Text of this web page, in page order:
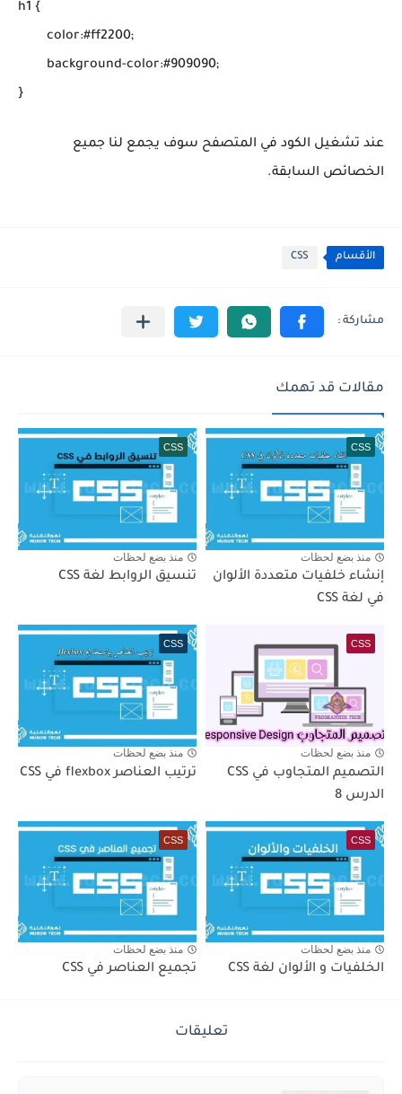
h1 {
عند تشغيل الكود في المتصفح سوف يجمع لنا جميع
الخصائص السابقة.
الأقسام CSS
مقالات قد تهمك
CSS
منذ بضع لحظات
إنشاء خلفيات متعددة الألوان
في لغة CSS
CSS
منذ بضع لحظات
تنسيق الروابط لغة CSS
CSS
منذ بضع لحظات
التصميم المتجاوب في CSS
الدرس 8
CSS
منذ بضع لحظات
ترتيب العناصر flexbox في CSS
CSS
منذ بضع لحظات
الخلفيات و الألوان لغة CSS
CSS
منذ بضع لحظات
تجميع العناصر في CSS
تعليقات